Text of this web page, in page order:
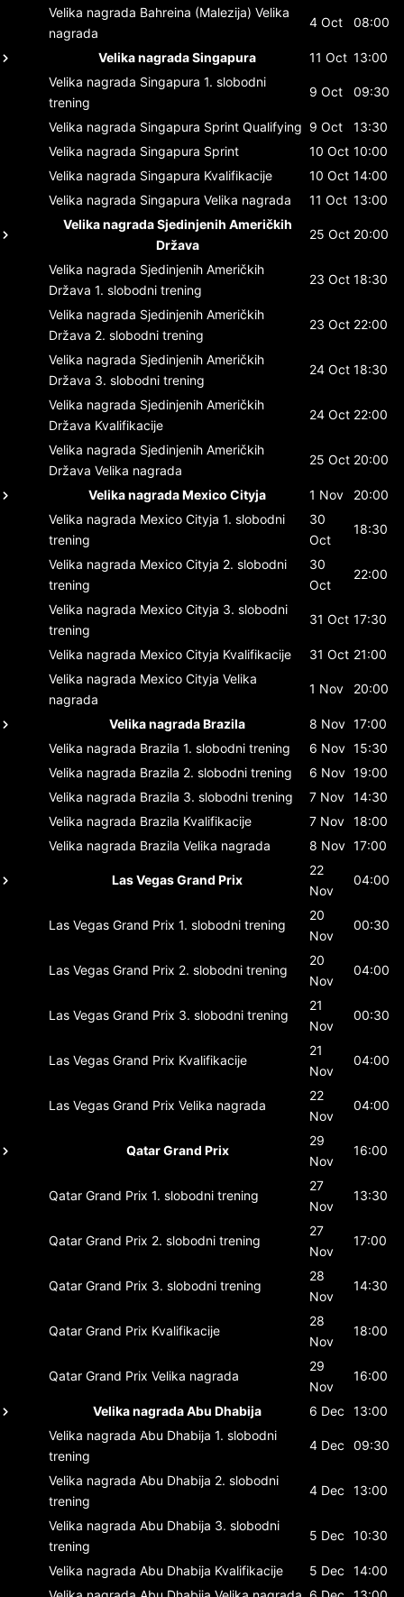
Velika nagrada Bahreina (Malezija) Velika
nagrada
4 Oct 08:00
Velika nagrada Singapura 11 Oct 13:00
Velika nagrada Singapura 1. slobodni
trening
9 Oct 09:30
Velika nagrada Singapura Sprint Qualifying 9 Oct
13:30
Velika nagrada Singapura Sprint 10 Oct 10:00
Velika nagrada Singapura Kvalifikacije 10 Oct 14:00
Velika nagrada Singapura Velika nagrada 11 Oct 13:00
Velika nagrada Sjedinjenih Američkih
Država
25 Oct 20:00
Velika nagrada Sjedinjenih Američkih
Država 1. slobodni trening
23 Oct 18:30
Velika nagrada Sjedinjenih Američkih
Država 2. slobodni trening
23 Oct 22:00
Velika nagrada Sjedinjenih Američkih
Država 3. slobodni trening
24 Oct 18:30
Velika nagrada Sjedinjenih Američkih
Država Kvalifikacije
24 Oct 22:00
Velika nagrada Sjedinjenih Američkih
Država Velika nagrada
25 Oct 20:00
Velika nagrada Mexico Cityja 1 Nov
20:00
Velika nagrada Mexico Cityja 1. slobodni
trening
30
Oct
18:30
Velika nagrada Mexico Cityja 2. slobodni
trening
30
Oct
22:00
Velika nagrada Mexico Cityja 3. slobodni
trening
31 Oct 17:30
Velika nagrada Mexico Cityja Kvalifikacije 31 Oct 21:00
Velika nagrada Mexico Cityja Velika
nagrada
1 Nov 20:00
Velika nagrada Brazila 8 Nov 17:00
Velika nagrada Brazila 1. slobodni trening 6 Nov 15:30
Velika nagrada Brazila 2. slobodni trening 6 Nov 19:00
Velika nagrada Brazila 3. slobodni trening 7 Nov 14:30
Velika nagrada Brazila Kvalifikacije 7 Nov 18:00
Velika nagrada Brazila Velika nagrada 8 Nov 17:00
Las Vegas Grand Prix
22
Nov
04:00
Las Vegas Grand Prix 1. slobodni trening
20
Nov
00:30
Las Vegas Grand Prix 2. slobodni trening
20
Nov
04:00
Las Vegas Grand Prix 3. slobodni trening
21
Nov
00:30
Las Vegas Grand Prix Kvalifikacije
21
Nov
04:00
Las Vegas Grand Prix Velika nagrada
22
Nov
04:00
Qatar Grand Prix
29
Nov
16:00
Qatar Grand Prix 1. slobodni trening
27
Nov
13:30
Qatar Grand Prix 2. slobodni trening
27
Nov
17:00
Qatar Grand Prix 3. slobodni trening
28
Nov
14:30
Qatar Grand Prix Kvalifikacije
28
Nov
18:00
Qatar Grand Prix Velika nagrada
29
Nov
16:00
Velika nagrada Abu Dhabija 6 Dec
13:00
Velika nagrada Abu Dhabija 1. slobodni
trening
4 Dec 09:30
Velika nagrada Abu Dhabija 2. slobodni
trening
4 Dec 13:00
Velika nagrada Abu Dhabija 3. slobodni
trening
5 Dec 10:30
Velika nagrada Abu Dhabija Kvalifikacije 5 Dec
14:00